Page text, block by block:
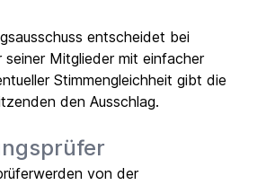
entscheidet bei
seiner Mitglieder mit einfacher
Stimmengleichheit gibt die
den Ausschlag.
von der